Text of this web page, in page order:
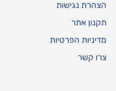
הצהרת נגישות
תקנון אתר
מדיניות הפרטיות
צרו קשר